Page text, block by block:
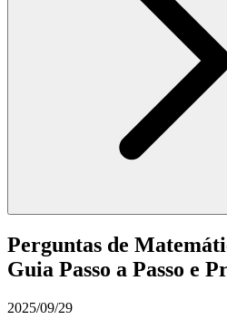
Perguntas de
Guia Passo a Passo e
2025/09/29